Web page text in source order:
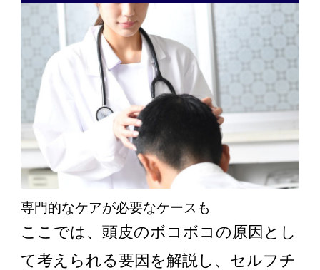
専門的なケアが必要なケースも
ここでは、頭皮のボコボコの原因とし
て考えられる要因を解説し、セルフチ